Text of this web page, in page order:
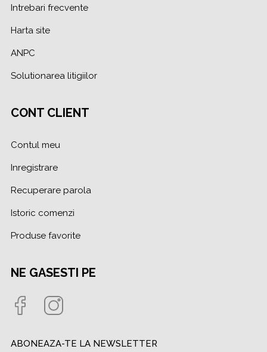
Intrebari frecvente
Harta site
ANPC
Solutionarea litigiilor
CONT CLIENT
Contul meu
Inregistrare
Recuperare parola
Istoric comenzi
Produse favorite
NE GASESTI PE
ABONEAZA-TE LA NEWSLETTER